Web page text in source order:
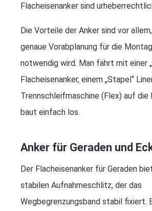
Flacheisenanker sind
Die Vorteile der Anker sind vor
genaue Vorabplanung für die
notwendig wird. Man fährt mit einer
Flacheisenanker, einem „Stapel“
Trennschleifmaschine (Flex) auf die
baut einfach los.
Anker für Geraden und
Der Flacheisenanker für Geraden
stabilen Aufnahmeschlitz, der das
Wegbegrenzungsband stabil fixiert.